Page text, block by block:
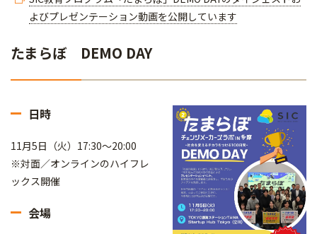
よびプレゼンテーション動画を公開しています
たまらぼ DEMO DAY
日時
11月5日（火）17:30～20:00
※対面／オンラインのハイフレ
ックス開催
会場